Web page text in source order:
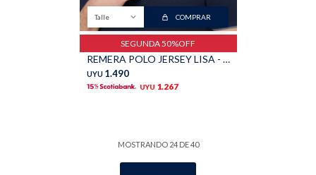
Talle COMPRAR
SEGUNDA 50%OFF
REMERA POLO JERSEY LISA - Azul
UYU 1.490
UYU 1.267
MOSTRANDO 24DE40